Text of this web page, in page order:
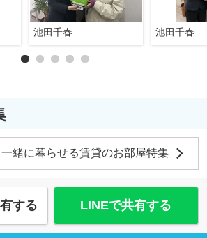
池田千春 池田千春
緒に暮らせる賃貸のお部屋特集
する LINEで共有する